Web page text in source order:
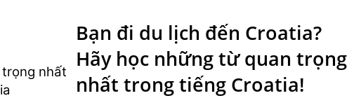
Bạn đi du lịch đến Croatia?
Hãy học những từ quan trọng
nhất trong tiếng Croatia!